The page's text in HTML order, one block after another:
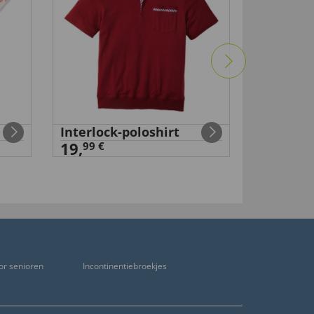
Interlock-poloshirt
19,99 €
senioren
Incontinentiebroekjes